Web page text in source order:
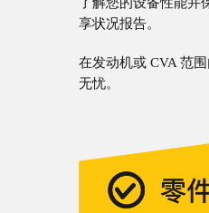
了解您的设备性能
享状况报告。
在发动机或 CVA 范
无忧。